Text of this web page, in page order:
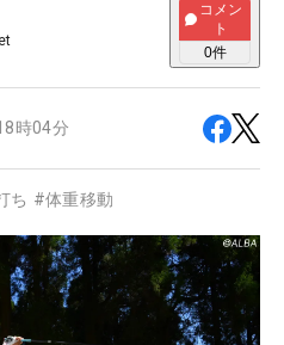
コメン
ト
0件
時04分
ち #体重移動